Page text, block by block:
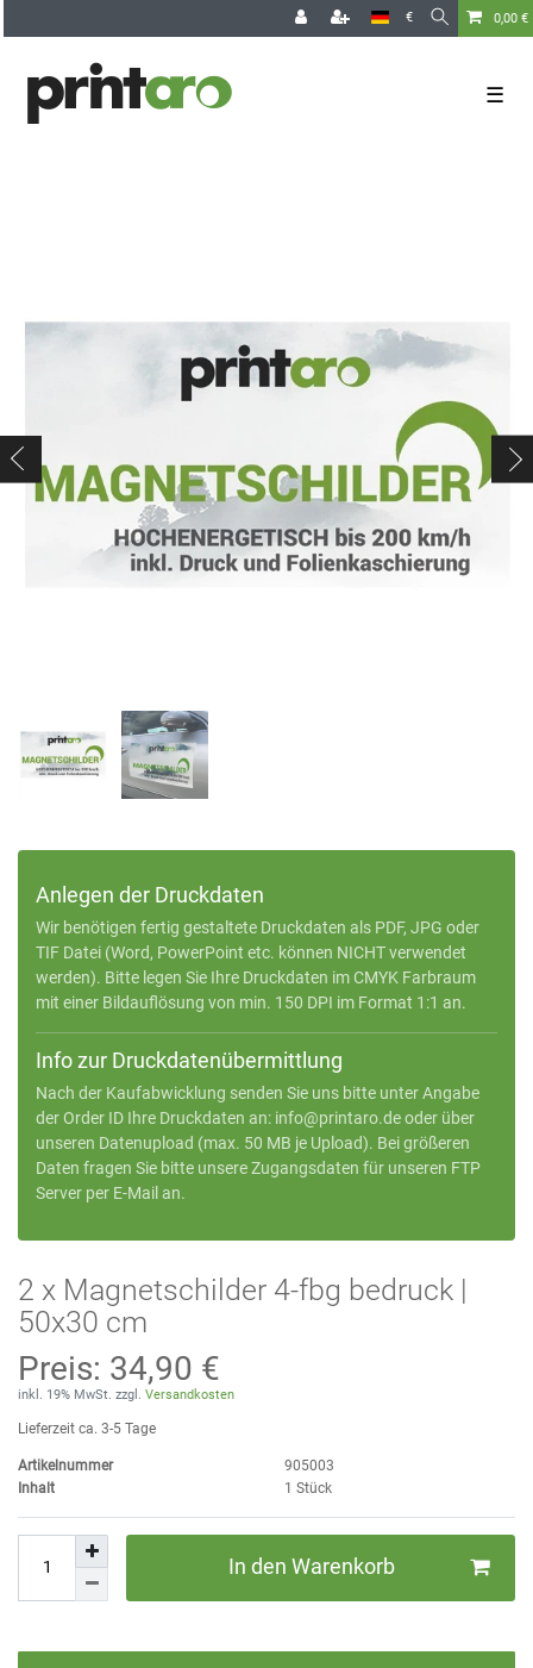
€ 0,00 €
☰
Anlegen der Druckdaten
Wir benötigen fertig gestaltete Druckdaten als PDF, JPG oder
TIF Datei (Word, PowerPoint etc. können NICHT verwendet
werden). Bitte legen Sie Ihre Druckdaten im CMYK Farbraum
mit einer Bildauflösung von min. 150 DPI im Format 1:1 an.
Info zur Druckdatenübermittlung
Nach der Kaufabwicklung senden Sie uns bitte unter Angabe
der Order ID Ihre Druckdaten an: info@printaro.deoder über
unseren Datenupload (max. 50 MB je Upload). Bei größeren
Daten fragen Sie bitte unsere Zugangsdaten für unseren FTP
Server per E-Mail an.
2 x Magnetschilder 4-fbg bedruck |
50x30 cm
Preis: 34,90 €
inkl. 19% MwSt. zzgl. Versandkosten
Lieferzeit ca. 3-5 Tage
Artikelnummer
905003
Inhalt
1 Stück
In den Warenkorb